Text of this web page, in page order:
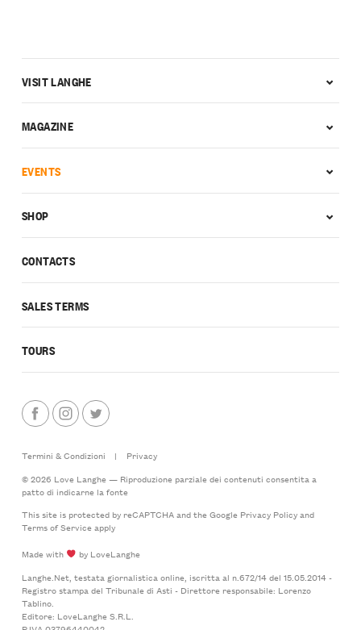
CONTACTS
SALES TERMS
TOURS
VISIT LANGHE
MAGAZINE
EVENTS
SHOP
Termini & Condizioni |
Privacy
© 2026 Love Langhe — Riproduzione parziale dei contenuti consentita a
patto di indicarne la fonte
This site is protected by reCAPTCHA and the Google Privacy Policyand
Terms of Serviceapply
Made with
by LoveLanghe
Langhe.Net, testata giornalistica online, iscritta al n.672/14 del 15.05.2014 -
Registro stampa del Tribunale di Asti - Direttore responsabile: Lorenzo
Tablino.
Editore: LoveLanghe S.R.L.